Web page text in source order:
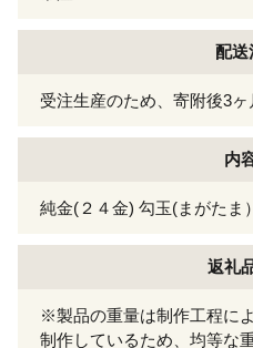
配送
受注生産のため、寄附後3
内
純金(２４金) 勾玉(まがたま）
返礼
※製品の重量は制作工程に
制作しているため、均等な